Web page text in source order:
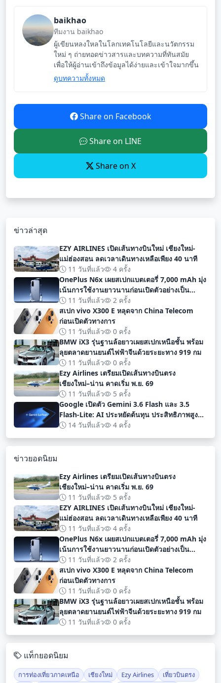
baikhao
ทีมงาน baikhao
ผู้เขียนหลงใหลในโลกเทคโนโลยีและนวัตกรรม
ใหม่ ๆ ถ่ายทอดข่าวสารและบทความที่ทันสมัย
เพื่อให้ผู้อ่านเข้าถึงข้อมูลได้ง่ายและเข้าใจมากขึ้น
ดูบทความทั้งหมด
Share on Facebook
Share on LINE
Share on X
ข่าวล่าสุด
EZY AIRLINES เปิดเส้นทางบินใหม่ เชียงใหม่-
แม่ฮ่องสอน ลดเวลาเดินทางเหลือเพียง 40 นาที
11 วันที่แล้ว
4 ครั้ง
OnePlus N6x เผยสเปกแบตเตอรี่ 7,000 mAh มุ่ง
เน้นการใช้งานยาวนานก่อนเปิดตัวอย่างเป็น
ทางการ
11 วันที่แล้ว
2 ครั้ง
สเปก vivo X300 E หลุดจาก China Telecom
ก่อนเปิดตัวทางการ
11 วันที่แล้ว
0 ครั้ง
BMW iX3 รุ่นฐานล้อยาวเผยสเปกเหนือชั้น พร้อม
ลุยตลาดยานยนต์ไฟฟ้าจีนด้วยระยะทาง 919 กม
11 วันที่แล้ว
0 ครั้ง
Ezy Airlines เตรียมเปิดเส้นทางบินตรง
เชียงใหม่–น่าน คาดเริ่ม พ.ย. 69
11 วันที่แล้ว
5 ครั้ง
Google เปิดตัว Gemini 3.6 Flash และ 3.5
Flash-Lite: AI ประหยัดต้นทุน ประสิทธิภาพสูง
สำหรับนักพัฒนา
14 วันที่แล้ว 4 ครั้ง
ข่าวยอดนิยม
Ezy Airlines เตรียมเปิดเส้นทางบินตรง
เชียงใหม่–น่าน คาดเริ่ม พ.ย. 69
11 วันที่แล้ว
5 ครั้ง
EZY AIRLINES เปิดเส้นทางบินใหม่ เชียงใหม่-
แม่ฮ่องสอน ลดเวลาเดินทางเหลือเพียง 40 นาที
11 วันที่แล้ว
4 ครั้ง
OnePlus N6x เผยสเปกแบตเตอรี่ 7,000 mAh มุ่ง
เน้นการใช้งานยาวนานก่อนเปิดตัวอย่างเป็น
ทางการ
11 วันที่แล้ว
2 ครั้ง
สเปก vivo X300 E หลุดจาก China Telecom
ก่อนเปิดตัวทางการ
11 วันที่แล้ว
0 ครั้ง
BMW iX3 รุ่นฐานล้อยาวเผยสเปกเหนือชั้น พร้อม
ลุยตลาดยานยนต์ไฟฟ้าจีนด้วยระยะทาง 919 กม
11 วันที่แล้ว
0 ครั้ง
แท็กยอดนิยม
การท่องเที่ยวภาคเหนือ เชียงใหม่ Ezy Airlines
เที่ยวบินตรง